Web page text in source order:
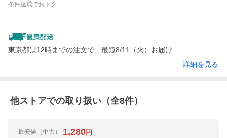
条件達成でおトク
東京都は12時までの注文で、最短8/11（火）お届け
詳細を見る
他ストアでの取り扱い（全8件）
最安値 （中古） 1,280円